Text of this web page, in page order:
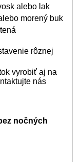
alebo lak
morený buk
rôznej
vyrobiť aj na
nás
nočných